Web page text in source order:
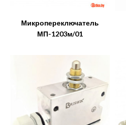
Микропереключатель
МП-1203м/01